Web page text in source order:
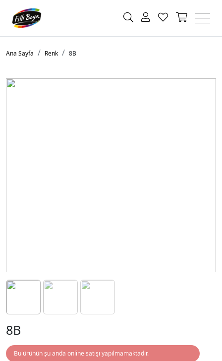
Ana Sayfa Renk 8B
8B
Bu ürünün şu anda online satışı yapılmamaktadır.